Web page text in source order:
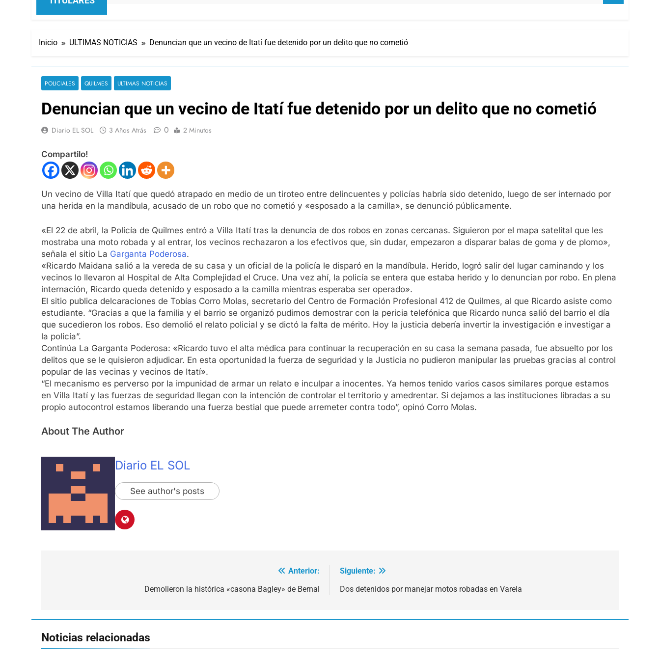
Inicio ULTIMAS NOTICIAS Denuncian que un vecino de Itatí fue detenido por un delito que no cometió
POLICIALES QUILMES ULTIMAS NOTICIAS
Denuncian que un vecino de Itatí fue detenido por un delito que no cometió
Diario EL SOL 3 Años Atrás 0 2 Minutos
Compartilo!
Un vecino de Villa Itatí que quedó atrapado en medio de un tiroteo entre delincuentes y policías habría sido detenido, luego de ser internado por
una herida en la mandíbula, acusado de un robo que no cometió y «esposado a la camilla», se denunció públicamente.
«El 22 de abril, la Policía de Quilmes entró a Villa Itatí tras la denuncia de dos robos en zonas cercanas. Siguieron por el mapa satelital que les
mostraba una moto robada y al entrar, los vecinos rechazaron a los efectivos que, sin dudar, empezaron a disparar balas de goma y de plomo»,
señala el sitio La Garganta Poderosa.
«Ricardo Maidana salió a la vereda de su casa y un oficial de la policía le disparó en la mandíbula. Herido, logró salir del lugar caminando y los
vecinos lo llevaron al Hospital de Alta Complejidad el Cruce. Una vez ahí, la policía se entera que estaba herido y lo denuncian por robo. En plena
internación, Ricardo queda detenido y esposado a la camilla mientras esperaba ser operado».
El sitio publica delcaraciones de Tobías Corro Molas, secretario del Centro de Formación Profesional 412 de Quilmes, al que Ricardo asiste como
estudiante. “Gracias a que la familia y el barrio se organizó pudimos demostrar con la pericia telefónica que Ricardo nunca salió del barrio el día
que sucedieron los robos. Eso demolió el relato policial y se dictó la falta de mérito. Hoy la justicia debería invertir la investigación e investigar a
la policía”.
Continúa La Garganta Poderosa: «Ricardo tuvo el alta médica para continuar la recuperación en su casa la semana pasada, fue absuelto por los
delitos que se le quisieron adjudicar. En esta oportunidad la fuerza de seguridad y la Justicia no pudieron manipular las pruebas gracias al control
popular de las vecinas y vecinos de Itatí».
“El mecanismo es perverso por la impunidad de armar un relato e inculpar a inocentes. Ya hemos tenido varios casos similares porque estamos
en Villa Itatí y las fuerzas de seguridad llegan con la intención de controlar el territorio y amedrentar. Si dejamos a las instituciones libradas a su
propio autocontrol estamos liberando una fuerza bestial que puede arremeter contra todo”, opinó Corro Molas.
About The Author
Diario EL SOL
See author's posts
Anterior:
Demolieron la histórica «casona Bagley» de Bernal
Siguiente:
Dos detenidos por manejar motos robadas en Varela
Noticias relacionadas